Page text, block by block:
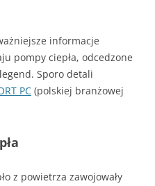
informacje
pompy ciepła, odcedzone
Sporo detali
PC (polskiej branżowej
z powietrza zawojowały